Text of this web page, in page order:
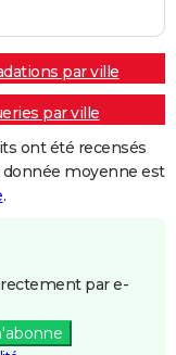
par ville
par ville
ont été recensés
donnée moyenne est
.
par e-